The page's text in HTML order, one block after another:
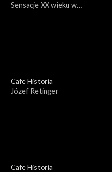
Sensacje XX wieku w
Cafe Historia
Józef Retinger
Cafe Historia